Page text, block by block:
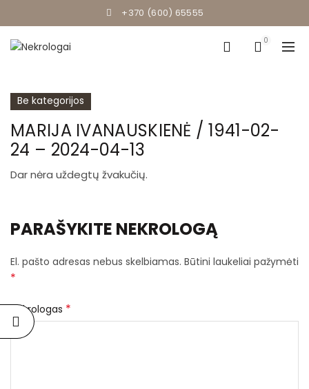
+370 (600) 65555
0
Be kategorijos
MARIJA IVANAUSKIENĖ / 1941-02-
24 – 2024-04-13
Dar nėra uždegtų žvakučių.
PARAŠYKITE NEKROLOGĄ
El. pašto adresas nebus skelbiamas. Būtini laukeliai pažymėti
*
Nekrologas *